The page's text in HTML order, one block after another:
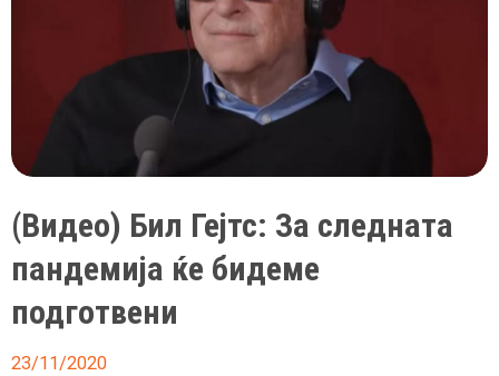
(Видео) Бил Гејтс: За следната
пандемија ќе бидеме
подготвени
23/11/2020